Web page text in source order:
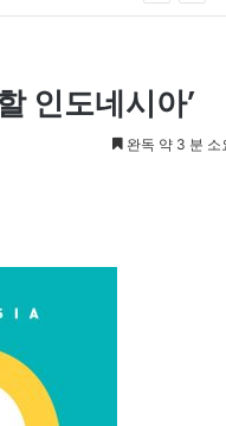
인도네시아’
완독 약 3 분 소